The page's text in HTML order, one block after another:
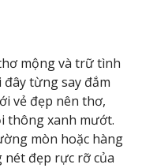
mộng và trữ tình
đây từng say đắm
vẻ đẹp nên thơ,
thông xanh mướt.
mòn hoặc hàng
đẹp rực rỡ của